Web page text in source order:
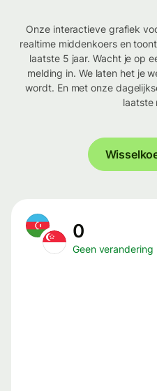
Onze interactieve grafiek
realtime middenkoers en
laatste 5 jaar. Wacht je op
melding in. We laten het je
wordt. En met onze
laatste
0
Geen verandering